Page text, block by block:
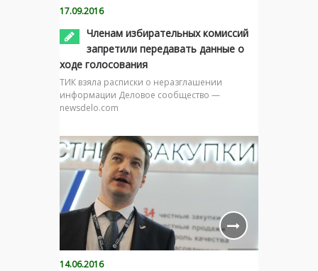
17.09.2016
Членам избирательных комиссий
запретили передавать данные о
ходе голосования
ТИК взяла расписки о неразглашении
информации Деловое сообщество —
newsdelo.com
14.06.2016